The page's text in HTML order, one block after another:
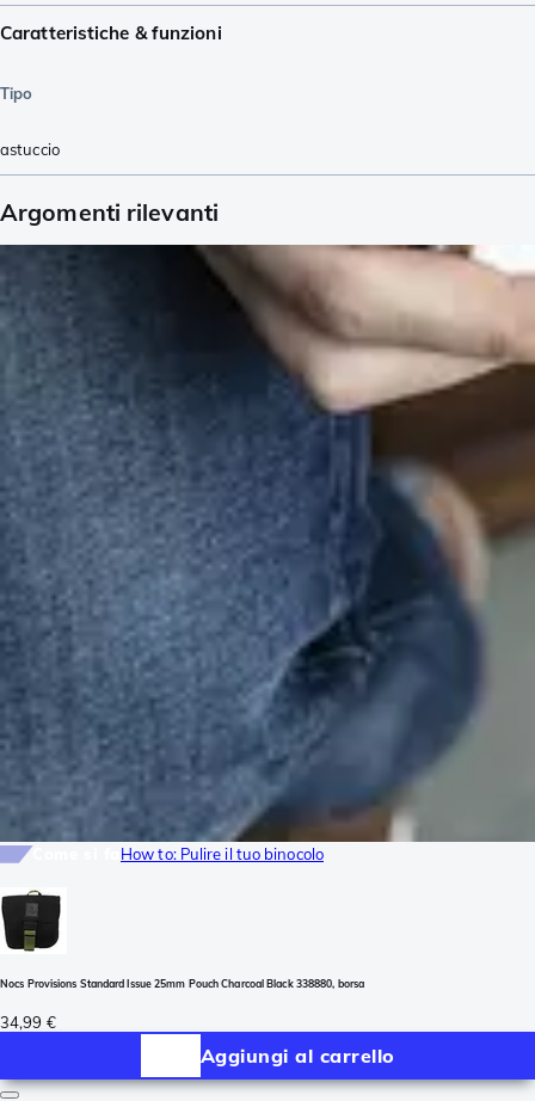
Caratteristiche & funzioni
Tipo
astuccio
Argomenti rilevanti
How to: Pulire il tuo binocolo
Nocs Provisions Standard Issue 25mm Pouch Charcoal Black 338880, borsa
34,99 €
Aggiungi al carrello